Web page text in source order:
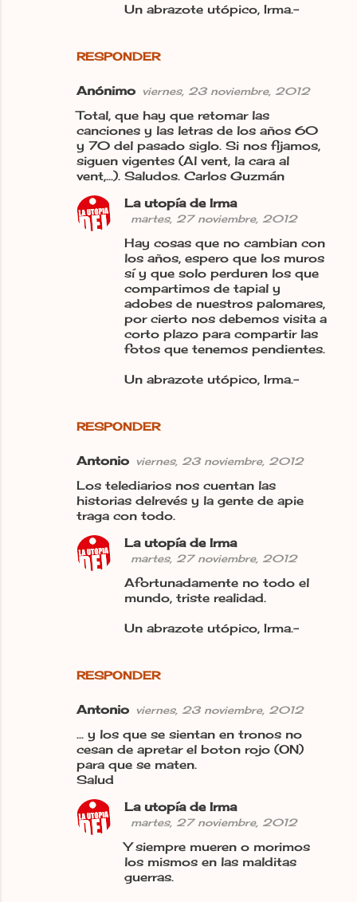
RESPONDER
Un abrazote utópico, Irma.-
Anónimo viernes, 23 noviembre, 2012
Total, que hay que retomar las
canciones y las letras de los años 60
y 70 del pasado siglo. Si nos fijamos,
siguen vigentes (Al vent, la cara al
vent,...). Saludos. Carlos Guzmán
RESPONDER
La utopía de Irma
martes, 27 noviembre, 2012
Hay cosas que no cambian con
los años, espero que los muros
sí y que solo perduren los que
compartimos de tapial y
adobes de nuestros palomares,
por cierto nos debemos visita a
corto plazo para compartir las
fotos que tenemos pendientes.
Un abrazote utópico, Irma.-
Antonio viernes, 23 noviembre, 2012
Los telediarios nos cuentan las
historias delrevés y la gente de apie
traga con todo.
RESPONDER
La utopía de Irma
martes, 27 noviembre, 2012
Afortunadamente no todo el
mundo, triste realidad.
Un abrazote utópico, Irma.-
Antonio viernes, 23 noviembre, 2012
... y los que se sientan en tronos no
cesan de apretar el boton rojo (ON)
para que se maten.
Salud
La utopía de Irma
martes, 27 noviembre, 2012
Y siempre mueren o morimos
los mismos en las malditas
guerras.